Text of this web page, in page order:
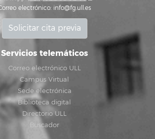
electrónico: info@fg.ull.es
Solicitar cita previa
Servicios telemáticos
Correo electrónico ULL
Campus Virtual
Sede electrónica
Biblioteca digital
Directorio ULL
Buscador